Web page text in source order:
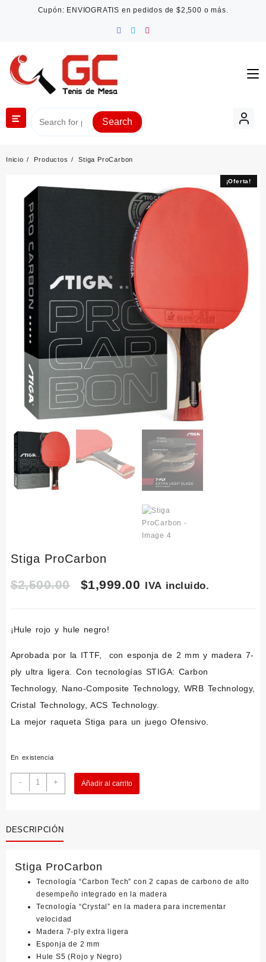
Cupón: ENVIOGRATIS en pedidos de $2,500 o más.
Search
Inicio Productos Stiga ProCarbon
¡Oferta!
Stiga ProCarbon
$2,500.00
Original
was:
$2,500.00.
$1,999.00 Current
$1,999.00.
IVA incluido.
¡Hule rojo y hule negro!
Aprobada por la ITTF, con esponja de 2 mm y madera 7-
ply ultra ligera. Con tecnologías STIGA: Carbon
Technology, Nano-Composite Technology, WRB Technology,
Cristal Technology, ACS Technology.
La mejor raqueta Stiga para un juego Ofensivo.
En existencia
-
Stiga
ProCarbon
+ Añadir al carrito
¡Oferta!
DESCRIPCIÓN
Stiga ProCarbon
Tecnología “Carbon Tech” con 2 capas de carbono de alto
desempeño integrado en la madera
Tecnología “Crystal” en la madera para incrementar
velocidad
Madera 7-ply extra ligera
Esponja de 2 mm
Hule S5 (Rojo y Negro)